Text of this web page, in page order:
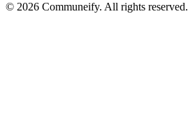
© 2026 Communeify. All rights reserved.